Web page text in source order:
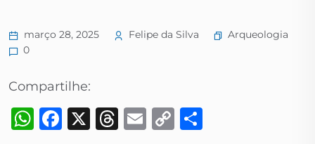
março 28, 2025 Felipe da Silva
Arqueologia
0
Compartilhe:
WhatsApp
Facebook
X Threads
Email
Copy